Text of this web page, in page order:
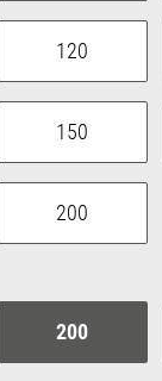
120
150
200
200